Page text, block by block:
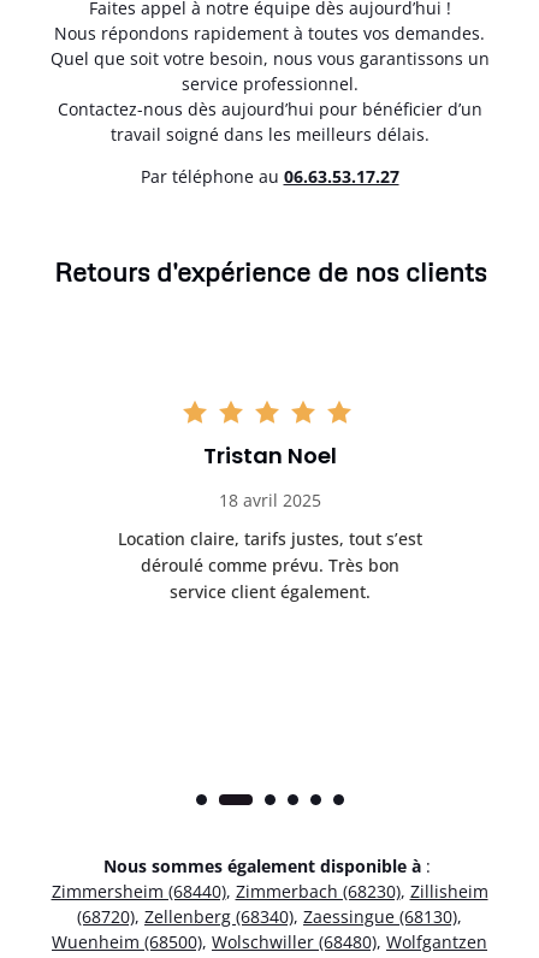
Faites appel à notre équipe dès aujourd’hui !
Nous répondons rapidement à toutes vos demandes.
Quel que soit votre besoin, nous vous garantissons un
service professionnel.
Contactez-nous dès aujourd’hui pour bénéficier d’un
travail soigné dans les meilleurs délais.
Par téléphone au 06.63.53.17.27
Retours d'expérience de nos clients
Tristan Noel
18 avril 2025
Location claire, tarifs justes, tout s’est
déroulé comme prévu. Très bon
service client également.
Nous sommes également disponible à :
Zimmersheim (68440), Zimmerbach (68230), Zillisheim
(68720), Zellenberg (68340), Zaessingue (68130),
Wuenheim (68500), Wolschwiller (68480), Wolfgantzen